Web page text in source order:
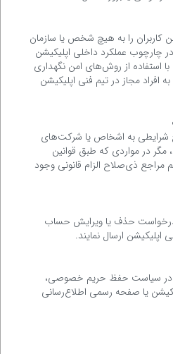
کاربران را به هیچ شخص یا سازمان
در چارچوب عملکرد داخلی اپلیکیشن
با استفاده از روش‌های امن نگهداری
مجاز در تیم فنی اپلیکیشن
شرایطی به اشخاص یا شرکت‌های
مگر در مواردی که طبق قوانین
مراجع ذی‌صلاح الزام قانونی وجود
درخواست حذف یا ویرایش حساب
اپلیکیشن ارسال نمایند.
در سیاست حفظ حریم خصوصی،
یا صفحه رسمی اطلاع‌رسانی